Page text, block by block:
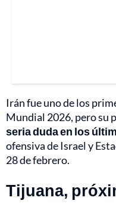
Irán fue uno de los
Mundial 2026, pero su
seria duda en los
ofensiva de Israel y
28 de febrero.
Tijuana,